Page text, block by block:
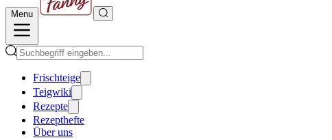
Menu
Frischteige
Teigwiki
Rezepte
Rezepthefte
Über uns